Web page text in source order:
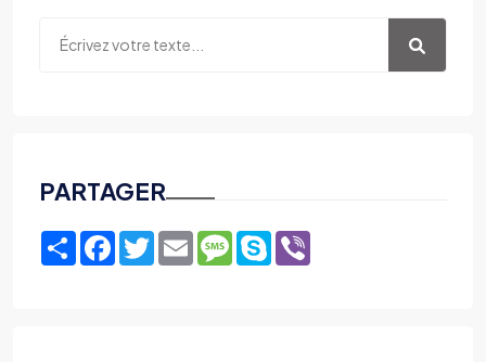
PARTAGER
ShareFacebook
TwitterEmailMessage
Skype